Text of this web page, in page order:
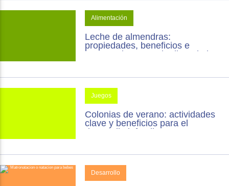
Alimentación
Leche de almendras:
propiedades, beneficios e
inconvenientes en la dieta de los
Juegos
Colonias de verano: actividades
clave y beneficios para el
desarrollo infantil
Desarrollo